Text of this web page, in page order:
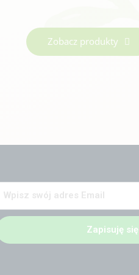
Zobacz produkty
Zapisuję się